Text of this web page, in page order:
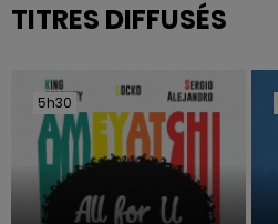
TITRES DIFFUSÉS
5h30
5h30